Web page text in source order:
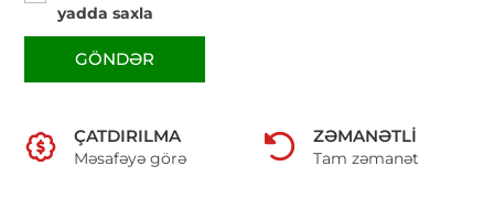
yadda saxla
GÖNDƏR
ÇATDIRILMA
Məsafəyə görə
ZƏMANƏTLI
Tam zəmanət